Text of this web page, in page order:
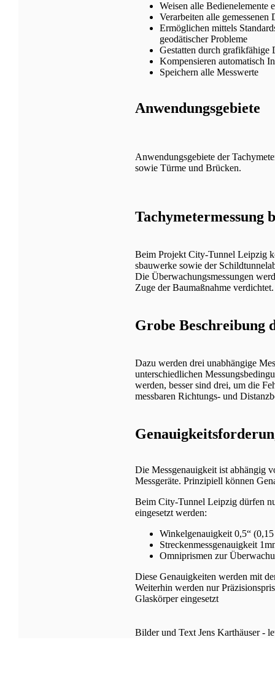
Weisen alle Bedienelemente
Verarbeiten alle
Ermöglichen mittels
geodätischer Probleme
Gestatten durch grafikfähige
Kompensieren automatisch
Speichern alle Messwerte
Anwendungsgebiete
Anwendungsgebiete der
sowie Türme und Brücken.
Tachymetermessung
Beim Projekt City-Tunnel Leipzig
sbauwerke sowie der
Die Überwachungsmessungen
Zuge der Baumaßnahme verdichtet.
Grobe Beschreibung
Dazu werden drei unabhängige
unterschiedlichen
werden, besser sind drei, um die
messbaren Richtungs- und
Die Messgenauigkeit ist abhängig
Messgeräte. Prinzipiell können
Beim City-Tunnel Leipzig dürfen
eingesetzt werden:
Winkelgenauigkeit 0,5“
Streckenmessgenauigkeit
Omniprismen zur
Diese Genauigkeiten werden mit
Weiterhin werden nur
Glaskörper eingesetzt
Bilder und Text Jens Karthäuser -